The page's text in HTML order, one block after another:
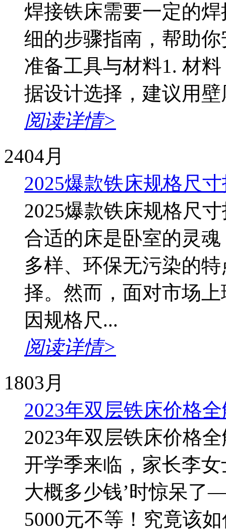
焊接铁床需要一定的
细的步骤指南，帮助
准备工具与材料1. 材
据设计选择，建议用
阅读详情>
2404月
2025爆款铁床规格尺
2025爆款铁床规格尺
合适的床是卧室的灵
多样、环保无污染的
择。然而，面对市场
因规格尺...
阅读详情>
1803月
2023年双层铁床价格
2023年双层铁床价格
开学季来临，家长李
大概多少钱’时惊呆了
5000元不等！究竟该